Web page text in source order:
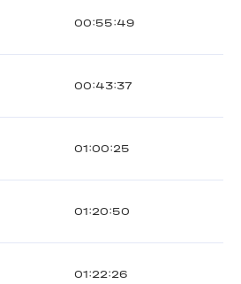
00:55:49
00:43:37
01:00:25
01:20:50
01:22:26